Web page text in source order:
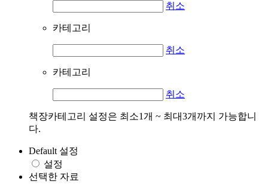
취소
카테고리
취소
카테고리
취소
책장카테고리 설정은 최소1개 ~ 최대3개까지 가능합니
다.
Default 설정
설정
선택한 자료